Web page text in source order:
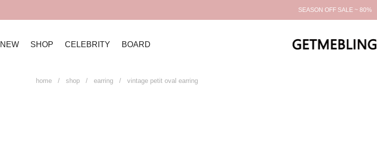
SEASON OFF SALE ~ 80%
NEW SHOP CELEBRITY BOARD
home / shop / earring / vintage petit oval earring